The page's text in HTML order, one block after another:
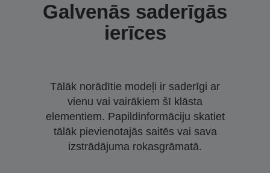
Galvenās saderīgās
ierīces
Tālāk norādītie modeļi ir saderīgi ar
vienu vai vairākiem šī klāsta
elementiem. Papildinformāciju skatiet
tālāk pievienotajās saitēs vai sava
izstrādājuma rokasgrāmatā.